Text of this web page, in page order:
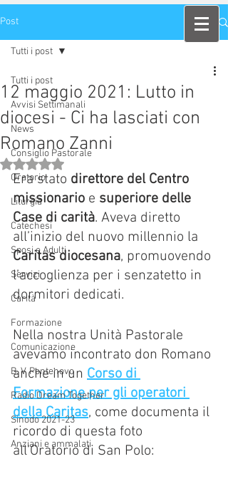
Post
Tutti i post
Avvisi Settimanali
News
Consiglio Pastorale
Oratorio
Liturgia
Catechesi
Sposi e Adulti
Servizi
Carità
Formazione
Comunicazione
B. V. Pontenovo
Radio Dream Together
Sinodo 2021-23
Anziani e ammalati
Tutti i post
12 maggio 2021: Lutto in
diocesi - Ci ha lasciati con
Romano Zanni
Valutazione NaN stelle su 5.
Era stato direttore del Centro
missionario e superiore delle
Case di carità. Aveva diretto
all’inizio del nuovo millennio la
Caritas diocesana, promuovendo
l’accoglienza per i senzatetto in
dormitori dedicati.
Nella nostra Unità Pastorale
avevamo incontrato don Romano
anche in un Corso di
Formazione per gli operatori
della Caritas, come documenta il
ricordo di questa foto
all'Oratorio di San Polo: